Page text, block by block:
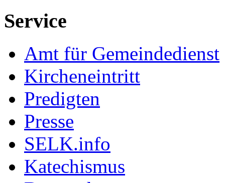
Service
Amt für Gemeindedienst
Kircheneintritt
Predigten
Presse
SELK.info
Katechismus